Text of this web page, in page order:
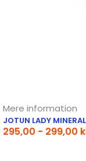
Mere information
JOTUN LADY
295,00 - 299,00